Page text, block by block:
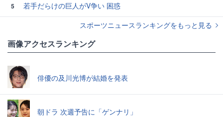
5
若手だらけの巨人がV争い 困惑
スポーツニュースランキングをもっと見る
画像アクセスランキング
俳優の及川光博が結婚を発表
朝ドラ 次週予告に「ゲンナリ」